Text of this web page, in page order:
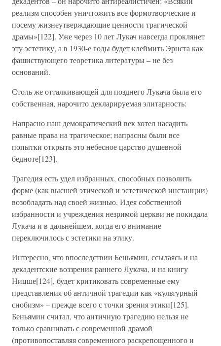
реализм способен уничтожить все формотворческие и
посему жизнеутверждающие ценности трагической
драмы»[122]. Уже через 10 лет Лукач навсегда проклянет
эту эстетику, а в 1930-е годы будет клеймить Эрнста как
фашиствующего теоретика литературы – не без
оснований.
Столь же отталкивающей для позднего Лукача была его
собственная, нарочито декларируемая элитарность:
Напрасно наш демократический век хотел насадить
равные права на трагическое; напрасны были все
попытки открыть это небесное царство душевной
бедноте[123].
Трагедия есть удел избранных, способных позволить
форме (как высшей этической и эстетической инстанции)
возобладать над своей жизнью. Идея собственной
избранности и учреждения незримой церкви не покидала
Лукача и в дальнейшем, когда его внимание
переключилось с эстетики на этику.
Интересно, что впоследствии Беньямин, ссылаясь и на
декадентские воззрения раннего Лукача, и на книгу
Ницше[124], будет критиковать современные ему
представления об античной трагедии как «культурный
снобизм» – прежде всего с точки зрения этики[125].
Беньямин считал, что античную трагедию нельзя не
только сравнивать с современной драмой
(противопоставляя современного раскрепощенного и